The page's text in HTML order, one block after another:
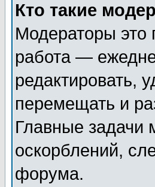
Кто такие
Модераторы это
работа —
редактировать,
перемещать и
Главные задачи
оскорблений,
форума.